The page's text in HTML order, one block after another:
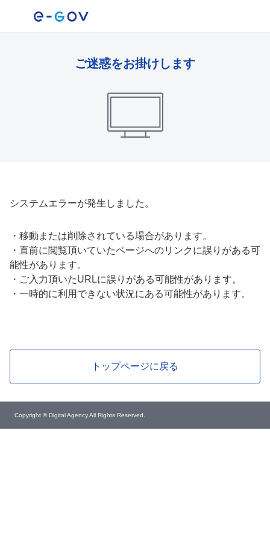
ご迷惑をお掛けします
システムエラーが発生しました。
・ 移動または削除されている場合があります。
・ 直前に閲覧頂いていたページへのリンクに誤りがある可
能性があります。
・ ご入力頂いたURLに誤りがある可能性があります。
・ 一時的に利用できない状況にある可能性があります。
トップページに戻る
Copyright © Digital Agency All Rights Reserved.